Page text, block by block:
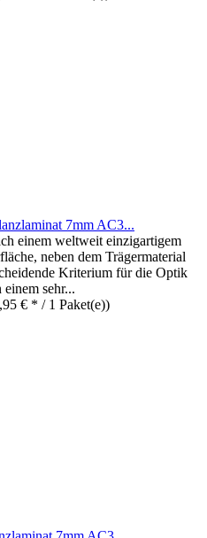
7mm AC3...
einem weltweit einzigartigem
neben dem Trägermaterial
Kriterium für die Optik
sehr...
€ * / 1 Paket(e))